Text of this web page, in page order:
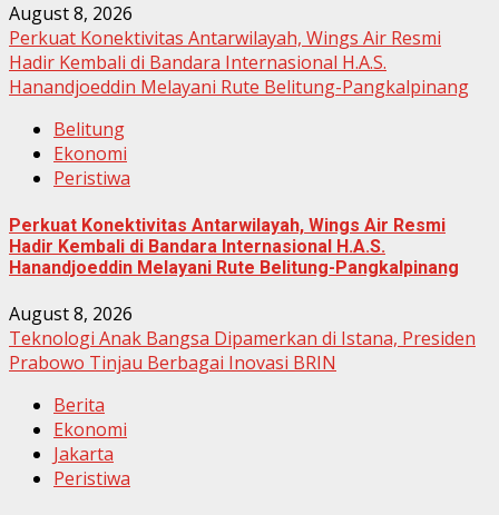
August 8, 2026
Perkuat Konektivitas Antarwilayah, Wings Air Resmi
Hadir Kembali di Bandara Internasional H.A.S.
Hanandjoeddin Melayani Rute Belitung-Pangkalpinang
Belitung
Ekonomi
Peristiwa
Perkuat Konektivitas Antarwilayah, Wings Air Resmi
Hadir Kembali di Bandara Internasional H.A.S.
Hanandjoeddin Melayani Rute Belitung-Pangkalpinang
August 8, 2026
Teknologi Anak Bangsa Dipamerkan di Istana, Presiden
Prabowo Tinjau Berbagai Inovasi BRIN
Berita
Ekonomi
Jakarta
Peristiwa